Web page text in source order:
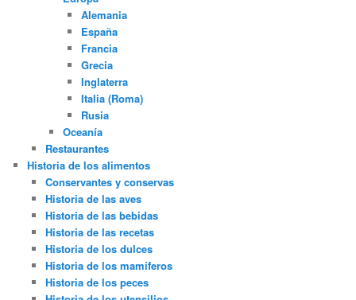
Alemania
España
Francia
Grecia
Inglaterra
Italia (Roma)
Rusia
Oceanía
Restaurantes
Historia de los alimentos
Conservantes y conservas
Historia de las aves
Historia de las bebidas
Historia de las recetas
Historia de los dulces
Historia de los mamíferos
Historia de los peces